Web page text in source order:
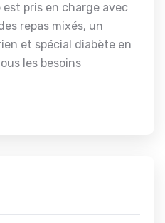
est pris en charge avec
repas mixés, un
et spécial diabète en
les besoins